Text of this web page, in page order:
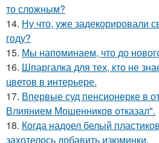
то сложным?
14. Ну что, уже задекорировали
году?
15. Мы напоминаем, что до
16. Шпаргалка для тех, кто не
цветов в интерьере.
17. Впервые суд пенсионерке в
Влиянием Мошенников отказал".
18. Когда надоел белый
захотелось добавить изюминки.